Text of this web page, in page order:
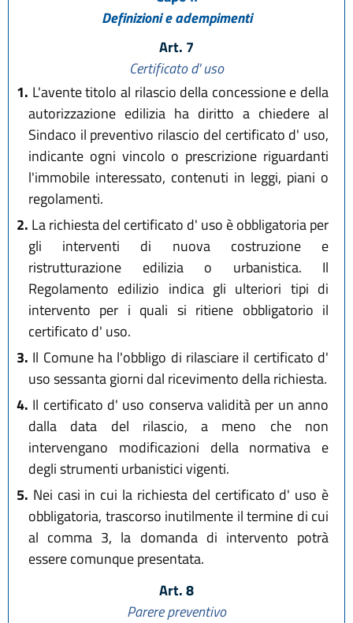
Definizioni e adempimenti
Art. 7
Certificato d' uso
1. L'avente titolo al rilascio della concessione e della
autorizzazione edilizia ha diritto a chiedere al
Sindaco il preventivo rilascio del certificato d' uso,
indicante ogni vincolo o prescrizione riguardanti
l'immobile interessato, contenuti in leggi, piani o
regolamenti.
2. La richiesta del certificato d' uso è obbligatoria per
gli interventi di nuova costruzione e
ristrutturazione edilizia o urbanistica. Il
Regolamento edilizio indica gli ulteriori tipi di
intervento per i quali si ritiene obbligatorio il
certificato d' uso.
3. Il Comune ha l'obbligo di rilasciare il certificato d'
uso sessanta giorni dal ricevimento della richiesta.
4. Il certificato d' uso conserva validità per un anno
dalla data del rilascio, a meno che non
intervengano modificazioni della normativa e
degli strumenti urbanistici vigenti.
5. Nei casi in cui la richiesta del certificato d' uso è
obbligatoria, trascorso inutilmente il termine di cui
al comma 3, la domanda di intervento potrà
essere comunque presentata.
Art. 8
Parere preventivo